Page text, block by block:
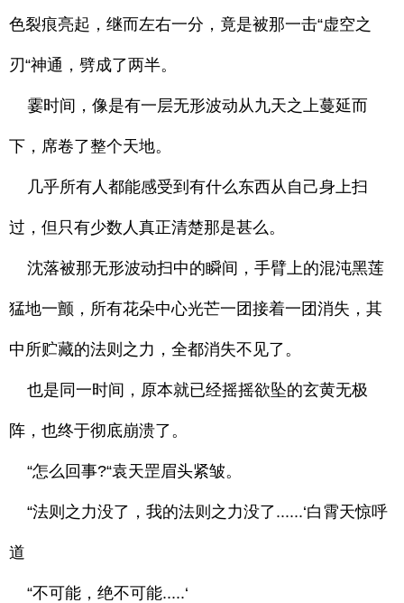
色裂痕亮起，继而左右一分，竟是被那一击“虚空之
刃“神通，劈成了两半。
霎时间，像是有一层无形波动从九天之上蔓延而
下，席卷了整个天地。
几乎所有人都能感受到有什么东西从自己身上扫
过，但只有少数人真正清楚那是甚么。
沈落被那无形波动扫中的瞬间，手臂上的混沌黑莲
猛地一颤，所有花朵中心光芒一团接着一团消失，其
中所贮藏的法则之力，全都消失不见了。
也是同一时间，原本就已经摇摇欲坠的玄黄无极
阵，也终于彻底崩溃了。
“怎么回事?“袁天罡眉头紧皱。
“法则之力没了，我的法则之力没了......‘白霄天惊呼
道
“不可能，绝不可能.....‘